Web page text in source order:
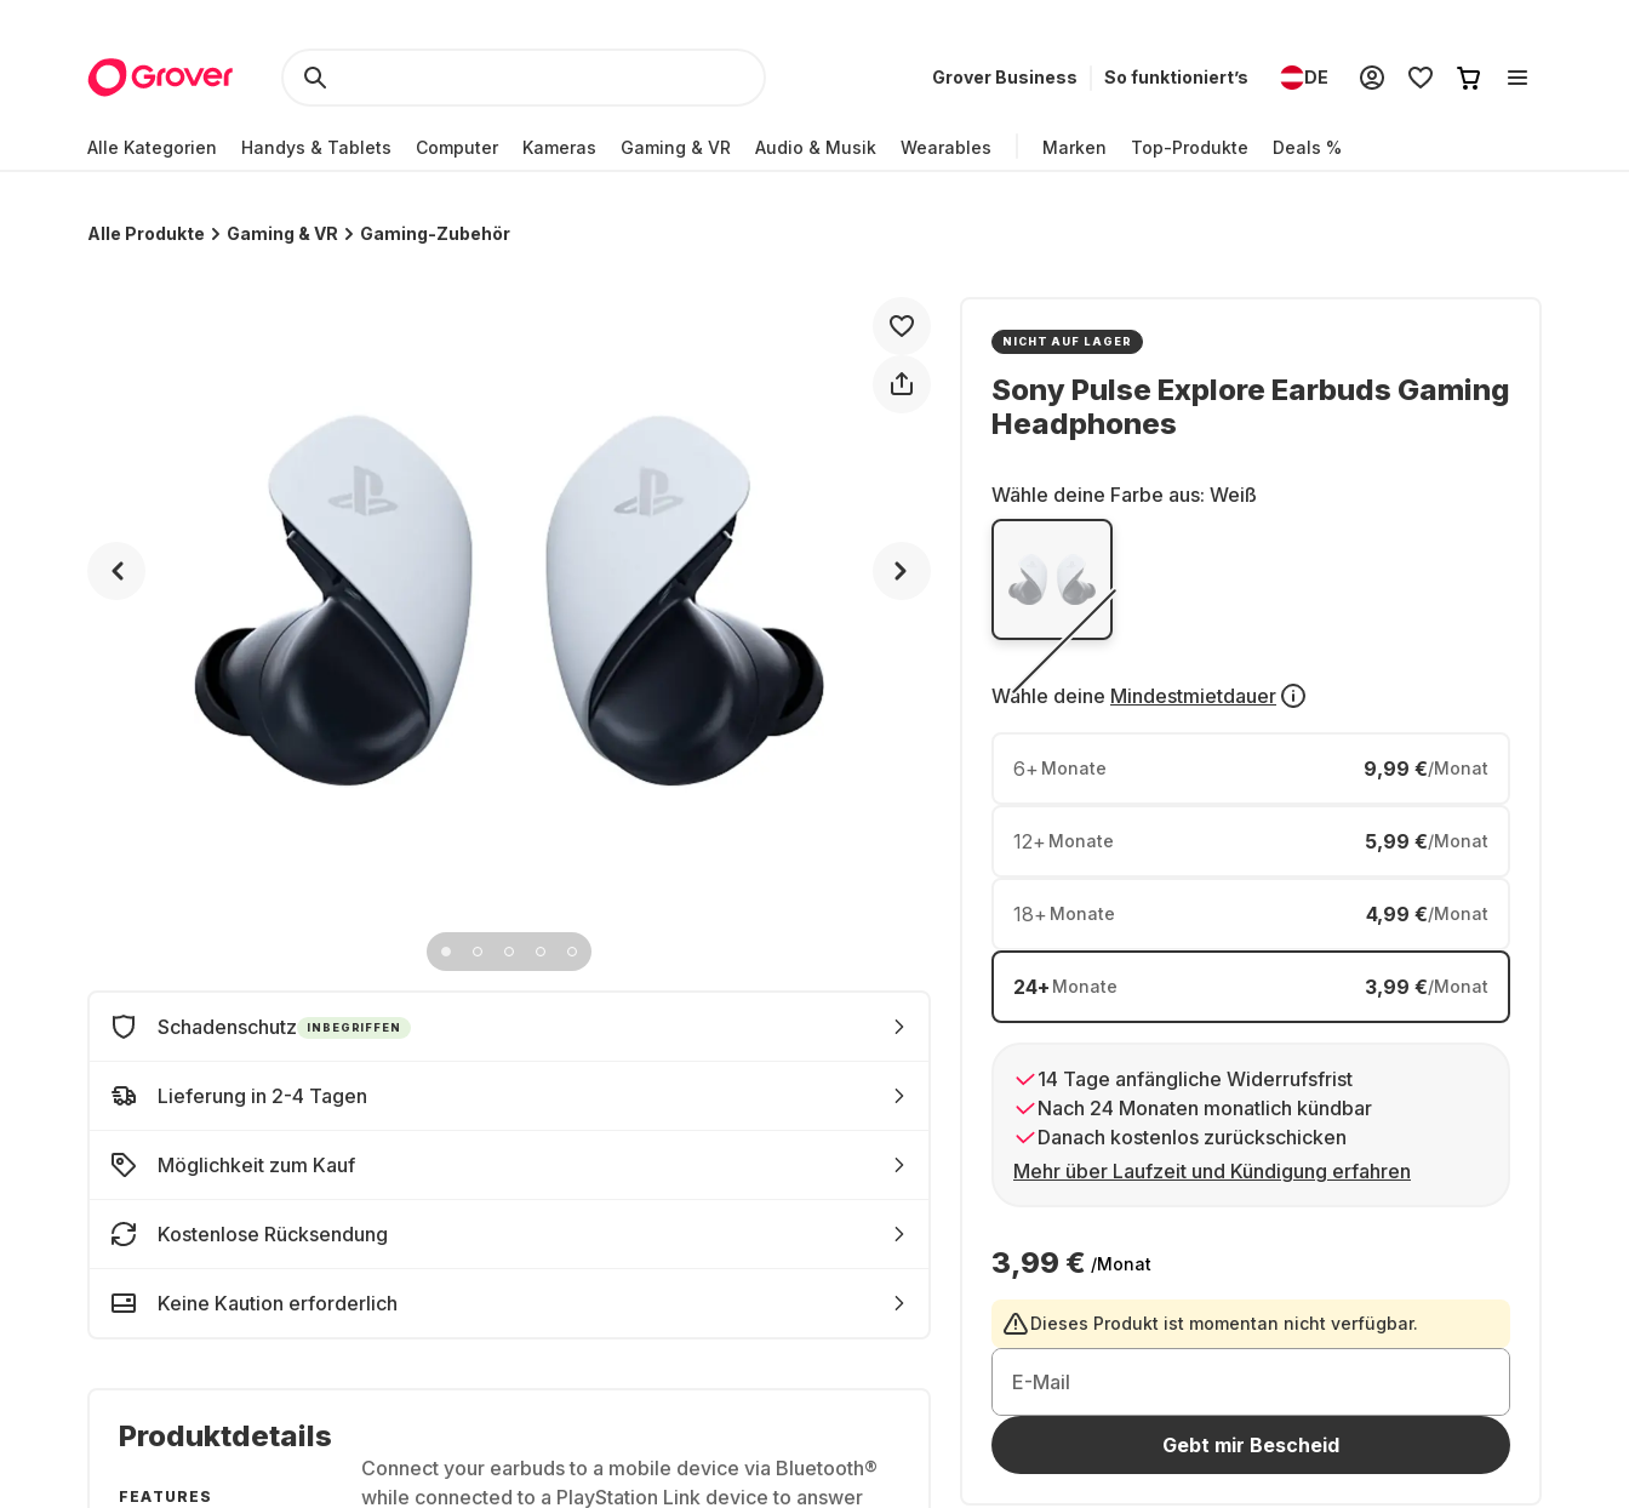
Grover Business So funktioniert’s DE
Alle Kategorien Handys & Tablets Computer Kameras Gaming & VR Audio & Musik Wearables Marken Top-Produkte Deals %
Alle Produkte Gaming & VR Gaming-Zubehör
NICHT AUF LAGER
Sony Pulse Explore Earbuds Gaming
Headphones
Wähle deine Farbe aus: Weiß
Wähle deine Mindestmietdauer
6+ Monate 9,99 €/Monat
12+ Monate 5,99 €/Monat
18+ Monate 4,99 €/Monat
24+ Monate 3,99 €/Monat
14 Tage anfängliche Widerrufsfrist
Nach 24 Monaten monatlich kündbar
Danach kostenlos zurückschicken
Mehr über Laufzeit und Kündigung erfahren
3,99 € /Monat
Dieses Produkt ist momentan nicht verfügbar.
E-Mail
Gebt mir Bescheid
Schadenschutz INBEGRIFFEN
Lieferung in 2-4 Tagen
Möglichkeit zum Kauf
Kostenlose Rücksendung
Keine Kaution erforderlich
Produktdetails
FEATURES
Connect your earbuds to a mobile device via Bluetooth®
while connected to a PlayStation Link device to answer